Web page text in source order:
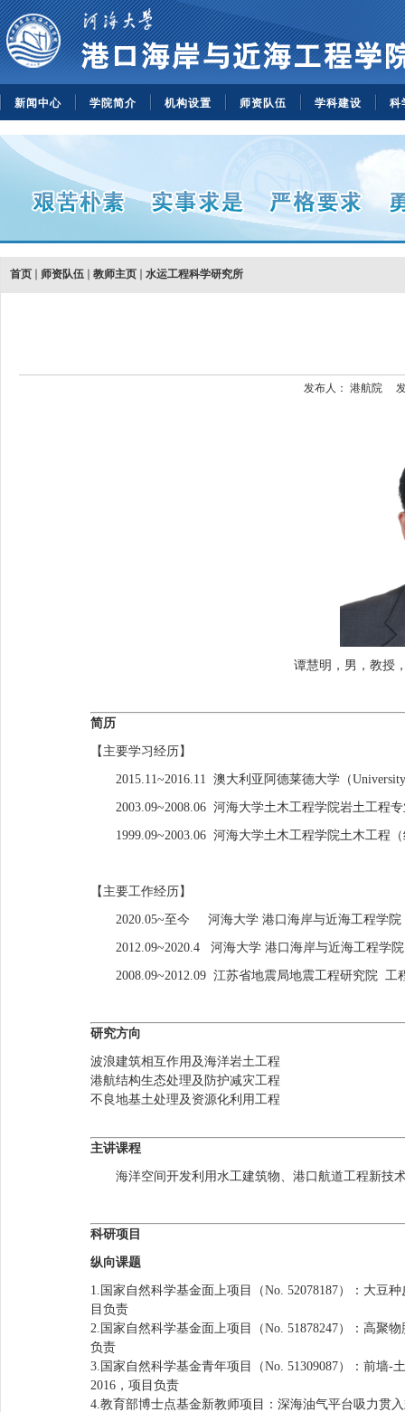
新闻中心 学院简介 机构设置 师资队伍 学科建设 科
首页 师资队伍 教师主页 水运工程科学研究所
发布人： 港航院
谭慧明，男，教授
简历
【主要学习经历】
2015.11~2016.11 澳大利亚阿德莱德大学（
2003.09~2008.06 河海大学土木工程学院岩土工程
1999.09~2003.06 河海大学土木工程学院土木工程
【主要工作经历】
2020.05~至今 河海大学 港口海岸与近海工程学院
2012.09~2020.4 河海大学 港口海岸与近海工程学
2008.09~2012.09 江苏省地震局地震工程研究院 工
研究方向
波浪建筑相互作用及海洋岩土工程
港航结构生态处理及防护减灾工程
不良地基土处理及资源化利用工程
主讲课程
海洋空间开发利用水工建筑物、港口航道工程新技
科研项目
纵向课题
1.国家自然科学基金面上项目（No. 52078187）：大豆
目负责
2.国家自然科学基金面上项目（No. 51878247）：高聚
负责
3.国家自然科学基金青年项目（No. 51309087）：前墙
2016，项目负责
4.教育部博士点基金新教师项目：深海油气平台吸力贯